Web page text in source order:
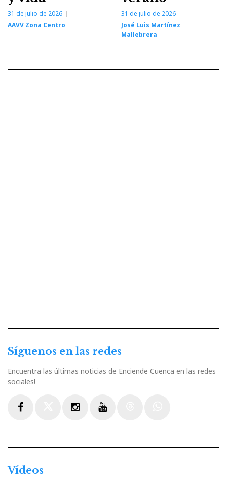
31 de julio de 2026
AAVV Zona Centro
31 de julio de 2026
José Luis Martínez
Mallebrera
Síguenos en las redes
Encuentra las últimas noticias de Enciende Cuenca en las redes
sociales!
Vídeos